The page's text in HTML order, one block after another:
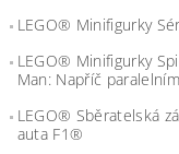
LEGO® Minifigurky
LEGO® Minifigurky
Man: Napříč
LEGO® Sběratelská
auta F1®